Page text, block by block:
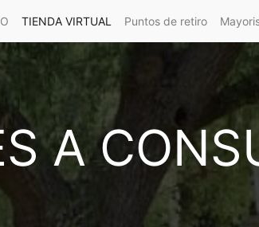
TIENDA VIRTUAL Puntos de retiro
A